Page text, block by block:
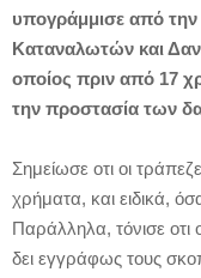
υπογράμμισε από
Καταναλωτών και
οποίος πριν από 17
την προστασία των
Σημείωσε οτι οι
χρήματα, και ειδικά,
Παράλληλα, τόνισε
δει εγγράφως τους